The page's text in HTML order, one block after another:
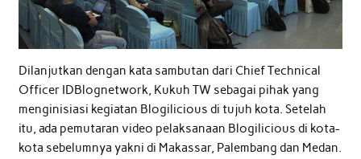
Dilanjutkan dengan kata sambutan dari Chief Technical
Officer IDBlognetwork, Kukuh TW sebagai pihak yang
menginisiasi kegiatan Blogilicious di tujuh kota. Setelah
itu, ada pemutaran video pelaksanaan Blogilicious di kota-
kota sebelumnya yakni di Makassar, Palembang dan Medan.